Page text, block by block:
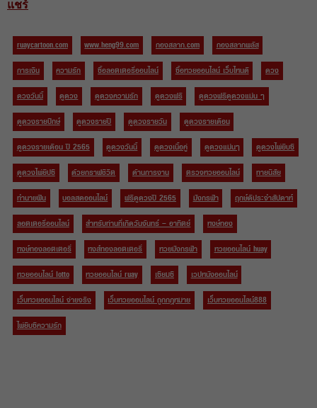
แชร์
ruaycartoon.com www.heng99.com กองสลาก.com
กองสลากพลัส
การเงิน
ความรัก ซื้อลอตเตอรี่ออนไลน์ ซื้อหวยออนไลน์ เว็บไหนดี
ดวง
ดวงวันนี้
ดูดวง ดูดวงความรัก ดูดวงฟรี
ดูดวงฟรีดูดวงแม่น ๆ
ดูดวงรายปักษ์
ดูดวงรายปี ดูดวงรายวัน
ดูดวงรายเดือน
ดูดวงรายเดือน ปี 2565
ดูดวงวันนี้ ดูดวงเนื้อคู่ ดูดวงแม่นๆ
ดูดวงไพ่ยิบซี
ดูดวงไพ่ยิปซี
ด้วยกราฟชีวิต ด้านการงาน ตรวจหวยออนไลน์
ทายนิสัย
ทำนายฝัน
บอลสดออนไลน์ ฟรีดูดวงปี 2565 มังกรฟ้า
ฤกษ์ดีประจำสัปดาห์
ลอตเตอรี่ออนไลน์
สำหรับท่านที่เกิดวันจันทร์ – อาทิตย์
หงษ์ทอง
หงษ์ทองลอตเตอรี่
หงส์ทองลอตเตอรี่ หวยมังกรฟ้า
หวยออนไลน์ huay
หวยออนไลน์ lotto
หวยออนไลน์ ruay เซียมซี
เวปหนังออนไลน์
เว็บหวยออนไลน์ จ่ายจริง
เว็บหวยออนไลน์ ถูกกฎหมาย
เว็บหวยออนไลน์888
ไพ่ยิบซีความรัก